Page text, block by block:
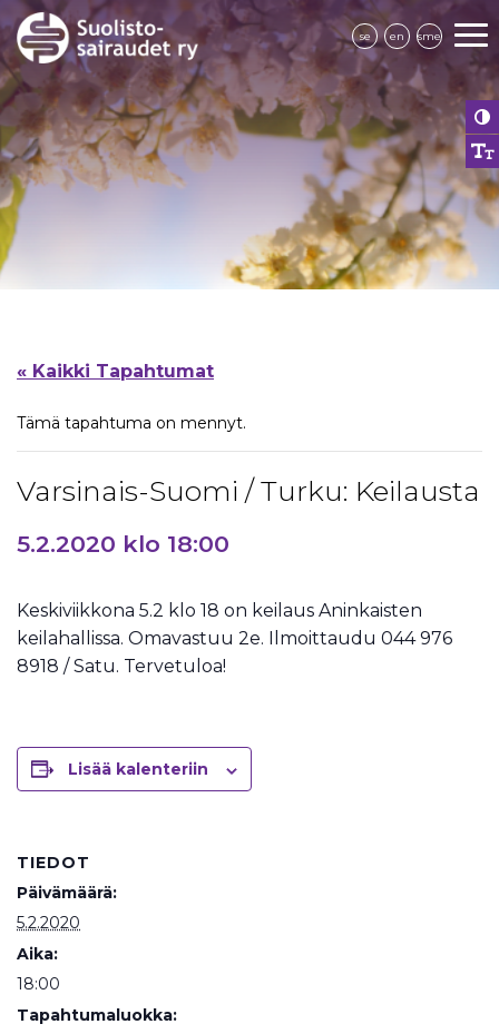
se en sme
« Kaikki Tapahtumat
Tämä tapahtuma on mennyt.
Varsinais-Suomi / Turku: Keilausta
5.2.2020 klo 18:00
Keskiviikkona 5.2 klo 18 on keilaus Aninkaisten
keilahallissa. Omavastuu 2e. Ilmoittaudu 044 976
8918 / Satu. Tervetuloa!
Lisää kalenteriin
TIEDOT
Päivämäärä:
5.2.2020
Aika:
18:00
Tapahtumaluokka: